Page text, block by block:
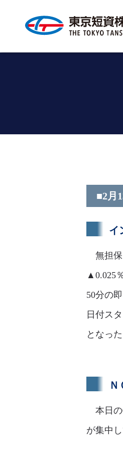
■2月
イ
無担保
▲0.025
50分の
日付ス
となった
本日の
が集中